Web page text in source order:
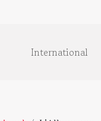
International